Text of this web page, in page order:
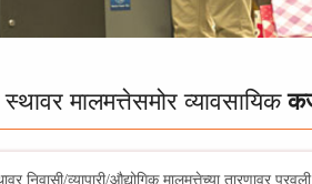
स्थावर मालमत्तेसमोर व्यावसायिक
निवासी/व्यापारी/औद्योगिक मालमत्तेच्या तारणावर